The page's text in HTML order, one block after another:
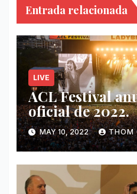
Entrada relacionada
LIVE
ACL Festival
oficial de 2022.
MAY 10, 2022 THOM